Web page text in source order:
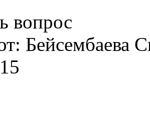
вопрос
Бейсембаева